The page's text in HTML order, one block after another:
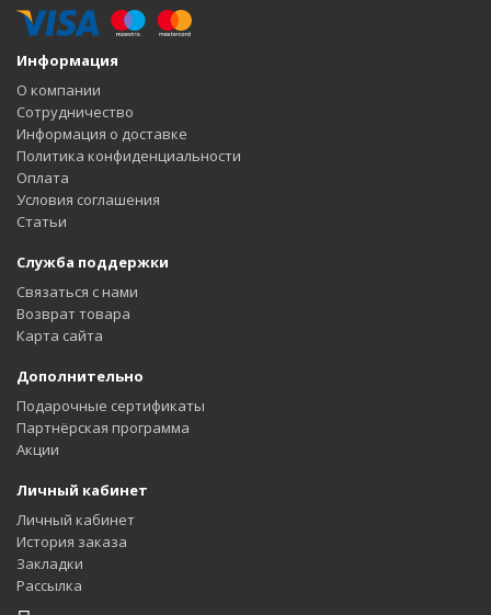
Информация
О компании
Сотрудничество
Информация о доставке
Политика конфиденциальности
Оплата
Условия соглашения
Статьи
Служба поддержки
Связаться с нами
Возврат товара
Карта сайта
Дополнительно
Подарочные сертификаты
Партнёрская программа
Акции
Личный кабинет
Личный кабинет
История заказа
Закладки
Рассылка